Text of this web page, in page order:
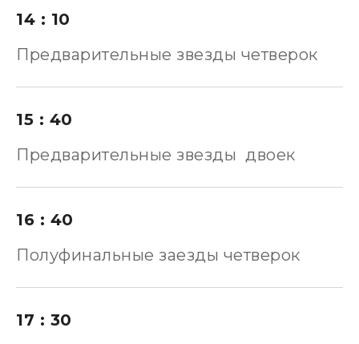
14 : 10
Предварительные звезды четверок
15 : 40
Предварительные звезды двоек
16 : 40
Полуфинальные заезды четверок
17 : 30